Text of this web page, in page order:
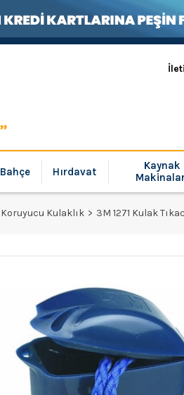
Bahçe Hırdavat
Kaynak
Koruyucu Kulaklık 3M 1271 Kulak